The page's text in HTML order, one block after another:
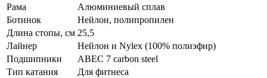
Рама
Алюминиевый сплав
Ботинок
Нейлон, полипропилен
Длина стопы, см 25,5
Лайнер
Нейлон и Nylex (100% полиэфир)
Подшипники
АВЕС 7 carbon steel
Тип катания
Для фитнеса